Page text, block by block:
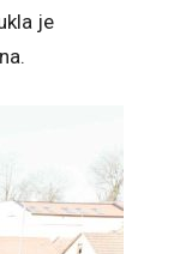
je